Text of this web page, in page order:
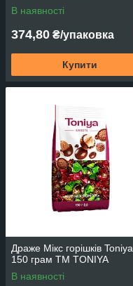
В наявності
374,80 ₴/упаковка
Купити
Драже Мікс горішків Toniya
150 грам TM TONIYA
В наявності